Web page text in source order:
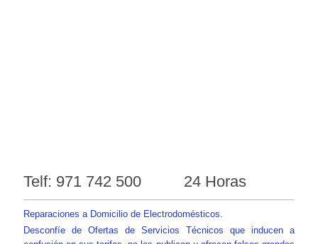
Telf: 971 742 500 24 Horas
Reparaciones a Domicilio de Electrodomésticos.
Desconfíe de Ofertas de Servicios Técnicos que inducen a